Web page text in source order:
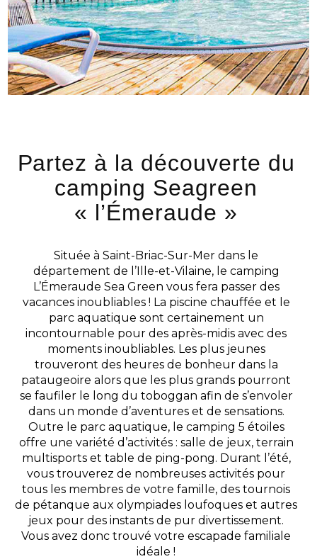
Partez à la découverte du
camping Seagreen
« l’Émeraude »
Située à Saint-Briac-Sur-Mer dans le
département de l’Ille-et-Vilaine, le camping
L’Émeraude Sea Green vous fera passer des
vacances inoubliables ! La piscine chauffée et le
parc aquatique sont certainement un
incontournable pour des après-midis avec des
moments inoubliables. Les plus jeunes
trouveront des heures de bonheur dans la
pataugeoire alors que les plus grands pourront
se faufiler le long du toboggan afin de s’envoler
dans un monde d’aventures et de sensations.
Outre le parc aquatique, le camping 5 étoiles
offre une variété d’activités : salle de jeux, terrain
multisports et table de ping-pong. Durant l’été,
vous trouverez de nombreuses activités pour
tous les membres de votre famille, des tournois
de pétanque aux olympiades loufoques et autres
jeux pour des instants de pur divertissement.
Vous avez donc trouvé votre escapade familiale
idéale !